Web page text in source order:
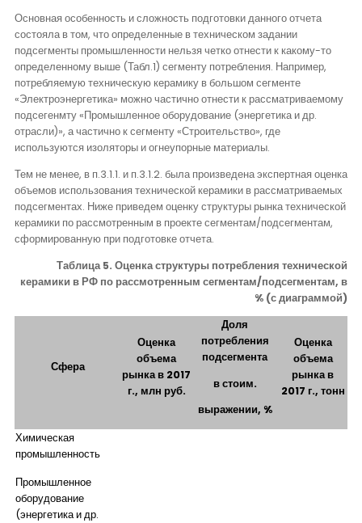
Основная особенность и сложность подготовки данного отчета
состояла в том, что определенные в техническом задании
подсегменты промышленности нельзя четко отнести к какому-то
определенному выше (Табл.1) сегменту потребления. Например,
потребляемую техническую керамику в большом сегменте
«Электроэнергетика» можно частично отнести к рассматриваемому
подсегенмту «Промышленное оборудование (энергетика и др.
отрасли)», а частично к сегменту «Строительство», где
используются изоляторы и огнеупорные материалы.
Тем не менее, в п.3.1.1. и п.3.1.2. была произведена экспертная оценка
объемов использования технической керамики в рассматриваемых
подсегментах. Ниже приведем оценку структуры рынка технической
керамики по рассмотренным в проекте сегментам/подсегментам,
сформированную при подготовке отчета.
Таблица 5. Оценка структуры потребления технической
керамики в РФ по рассмотренным сегментам/подсегментам, в
% (с диаграммой)
Сфера
Оценка
объема
рынка в 2017
г., млн руб.
Доля
потребления
подсегмента
в стоим.
выражении, %
Оценка
объема
рынка в
2017 г., тонн
Химическая
промышленность
Промышленное
оборудование
(энергетика и др.